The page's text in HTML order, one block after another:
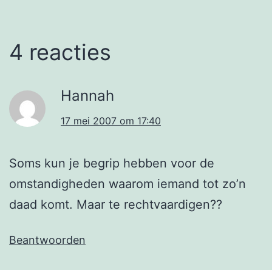
4 reacties
Hannah
17 mei 2007 om 17:40
Soms kun je begrip hebben voor de
omstandigheden waarom iemand tot zo’n
daad komt. Maar te rechtvaardigen??
Beantwoorden